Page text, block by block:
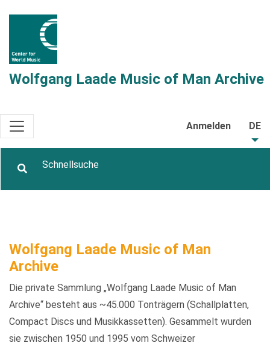
Wolfgang Laade Music of Man Archive
Anmelden DE
Wolfgang Laade Music of Man
Archive
Die private Sammlung „Wolfgang Laade Music of Man
Archive“ besteht aus ~45.000 Tonträgern (Schallplatten,
Compact Discs und Musikkassetten). Gesammelt wurden
sie zwischen 1950 und 1995 vom Schweizer